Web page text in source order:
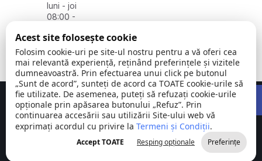
luni - joi
08:00 -
vineri
08:00 -
14:00
Comuna
Stejaru |
județul Tulcea
©
2026
Toate
drepturile
rezervate
Concept realizat deBig Media Relații Publice SRL
Acest site folosește cookie
Folosim cookie-uri pe site-ul nostru pentru a vă oferi cea
mai relevantă experiență, reținând preferințele și vizitele
dumneavoastră. Prin efectuarea unui click pe butonul
„Sunt de acord”, sunteți de acord ca TOATE cookie-urile să
fie utilizate. De asemenea, puteți să refuzați cookie-urile
opționale prin apăsarea butonului „Refuz”. Prin
continuarea accesării sau utilizării Site-ului web vă
exprimați acordul cu privire la Termeni și Condiții.
Accept TOATE Resping opționale Preferințe